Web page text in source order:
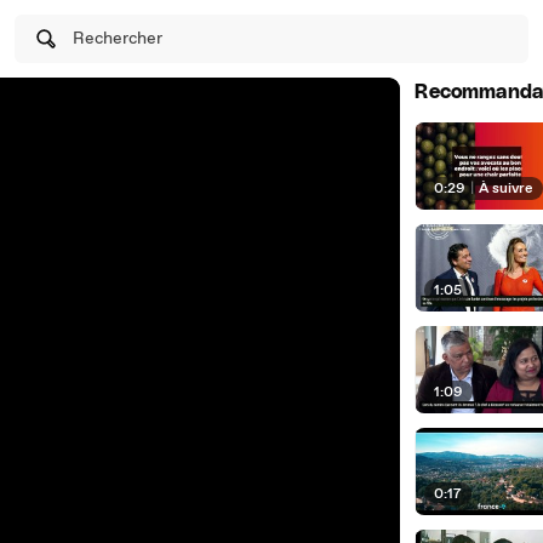
Rechercher
0:29 À suivre
1:05
1:09
0:17